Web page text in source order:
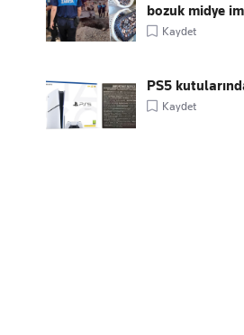
bozuk midye
Kaydet
PS5
Kaydet